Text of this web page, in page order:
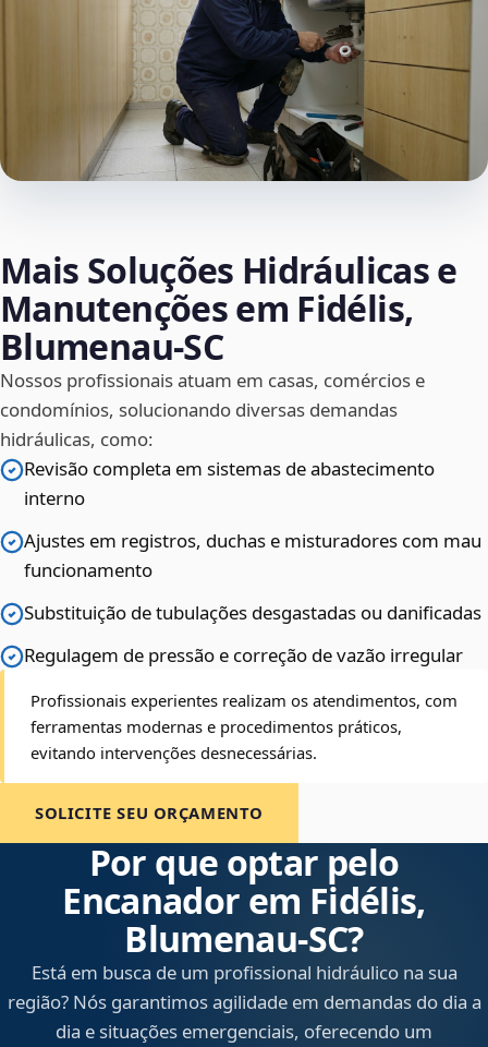
Mais Soluções Hidráulicas e
Manutenções em Fidélis,
Blumenau‑SC
Nossos profissionais atuam em casas, comércios e
condomínios, solucionando diversas demandas
hidráulicas, como:
Revisão completa em sistemas de abastecimento
interno
Ajustes em registros, duchas e misturadores com mau
funcionamento
Substituição de tubulações desgastadas ou danificadas
Regulagem de pressão e correção de vazão irregular
Profissionais experientes realizam os atendimentos, com
ferramentas modernas e procedimentos práticos,
evitando intervenções desnecessárias.
SOLICITE SEU ORÇAMENTO
Por que optar pelo
Encanador em Fidélis,
Blumenau‑SC?
Está em busca de um profissional hidráulico na sua
região? Nós garantimos agilidade em demandas do dia a
dia e situações emergenciais, oferecendo um